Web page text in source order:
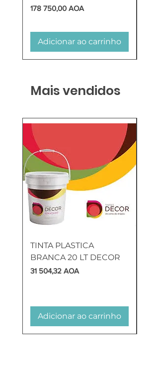
Preço
178 750,00 AOA
Adicionar ao carrinho
Mais vendidos
TINTA PLASTICA
BRANCA 20 LT DECOR
Preço
31 504,32 AOA
Adicionar ao carrinho